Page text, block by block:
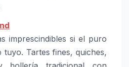
imprescindibles si el puro
tuyo. Tartes fines, quiches,